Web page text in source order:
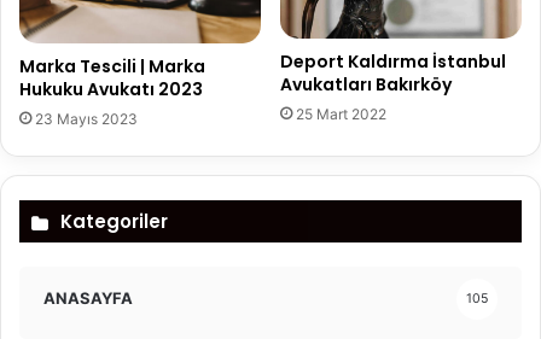
Marka Tescili | Marka
Hukuku Avukatı 2023
23 Mayıs 2023
Deport Kaldırma İstanbul
Avukatları Bakırköy
25 Mart 2022
Kategoriler
ANASAYFA 105